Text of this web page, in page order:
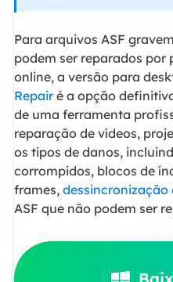
Para arquivos ASF
podem ser reparados por
online, a versão para
Repairé a opção
de uma ferramenta
reparação de vídeos,
os tipos de danos,
corrompidos, blocos de
frames, dessincronização
ASF que não podem ser